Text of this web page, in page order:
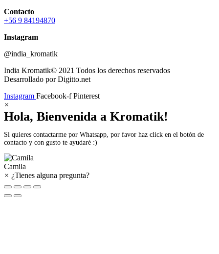
Contacto
+56 9 84194870
Instagram
@india_kromatik
India Kromatik© 2021 Todos los derechos reservados
Desarrollado por Digitto.net
Instagram Facebook-f Pinterest
×
Hola, Bienvenida a Kromatik!
Si quieres contactarme por Whatsapp, por favor haz click en el botón de
contacto y con gusto te ayudaré :)
Camila
× ¿Tienes alguna pregunta?